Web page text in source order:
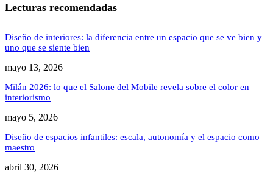
Lecturas recomendadas
Diseño de interiores: la diferencia entre un espacio que se ve bien y
uno que se siente bien
mayo 13, 2026
Milán 2026: lo que el Salone del Mobile revela sobre el color en
interiorismo
mayo 5, 2026
Diseño de espacios infantiles: escala, autonomía y el espacio como
maestro
abril 30, 2026